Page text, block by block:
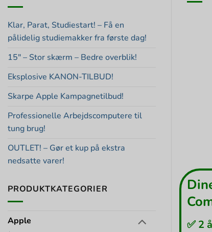
Klar, Parat, Studiestart! – Få en
pålidelig studiemakker fra første dag!
15″ – Stor skærm – Bedre overblik!
Eksplosive KANON-TILBUD!
Skarpe Apple Kampagnetilbud!
Professionelle Arbejdscomputere til
tung brug!
OUTLET! – Gør et kup på ekstra
nedsatte varer!
PRODUKTKATEGORIER
Apple
✅ 2